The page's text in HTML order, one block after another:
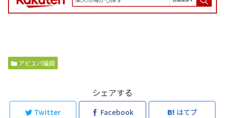
アビスパ福岡
シェアする
Twitter Facebook はてブ